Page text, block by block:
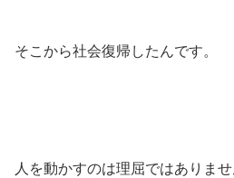
そこから社会復帰したんです。
人を動かすのは理屈ではありませ